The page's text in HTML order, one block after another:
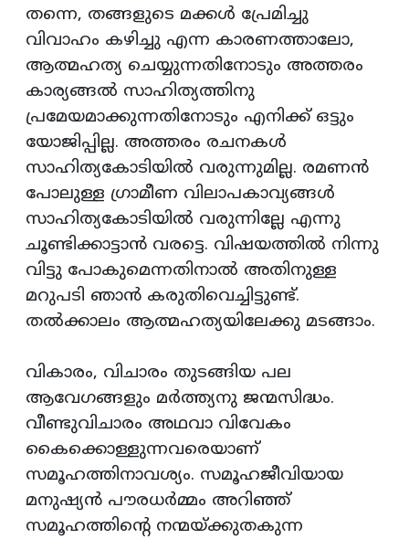
തന്നെ, തങ്ങളുടെ മക്കള്‍ പ്രേമിച്ചു
വിവാഹം കഴിച്ചു എന്ന കാരണത്താലോ,
ആത്മഹത്യ ചെയ്യുന്നതിനോടും അത്തരം
കാര്യങ്ങല്‍ സാഹിത്യത്തിനു
പ്രമേയമാക്കുന്നതിനോടും എനിക്ക് ഒട്ടും
യോജിപ്പില്ല. അത്തരം രചനകള്‍
സാഹിത്യകോടിയില്‍ വരുന്നുമില്ല. രമണന്‍
പോലുള്ള ഗ്രാമീണ വിലാപകാവ്യങ്ങള്‍
സാഹിത്യകോടിയില്‍ വരുന്നില്ലേ എന്നു
ചൂണ്ടിക്കാട്ടാന്‍ വരട്ടെ. വിഷയത്തില്‍ നിന്നു
വിട്ടു പോകുമെന്നതിനാല്‍ അതിനുള്ള
മറുപടി ഞാന്‍ കരുതിവെച്ചിട്ടുണ്ട്.
തല്‍ക്കാലം ആത്മഹത്യയിലേക്കു മടങ്ങാം.
വികാരം, വിചാരം തുടങ്ങിയ പല
ആവേഗങ്ങളും മര്‍ത്ത്യനു ജന്മസിദ്ധം.
വീണ്ടുവിചാരം അഥവാ വിവേകം
കൈക്കൊള്ളുന്നവരെയാണ്
സമൂഹത്തിനാവശ്യം. സമൂഹജീവിയായ
മനുഷ്യന്‍ പൗരധര്‍മ്മം അറിഞ്ഞ്
സമൂഹത്തിന്റെ നന്മയ്ക്കുതകുന്ന